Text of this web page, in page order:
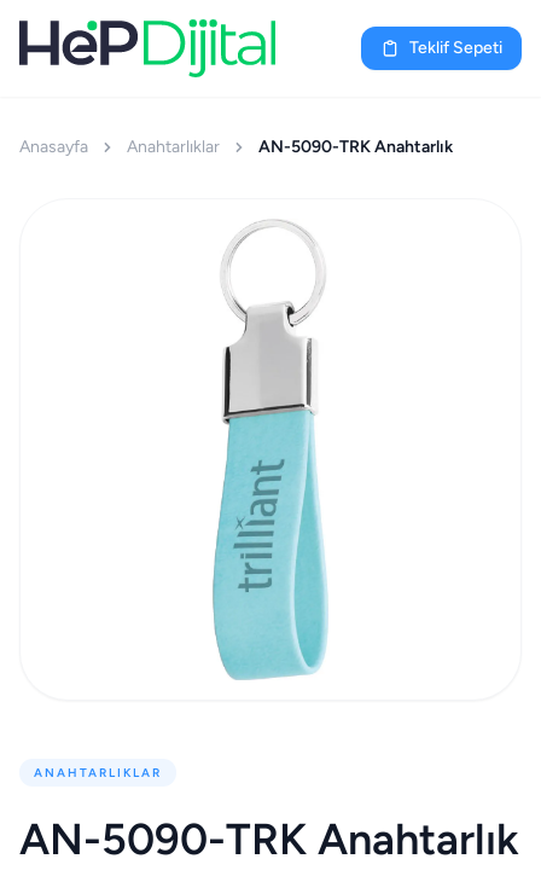
Teklif Sepeti
Anasayfa Anahtarlıklar AN-5090-TRK Anahtarlık
ANAHTARLIKLAR
AN-5090-TRK Anahtarlık